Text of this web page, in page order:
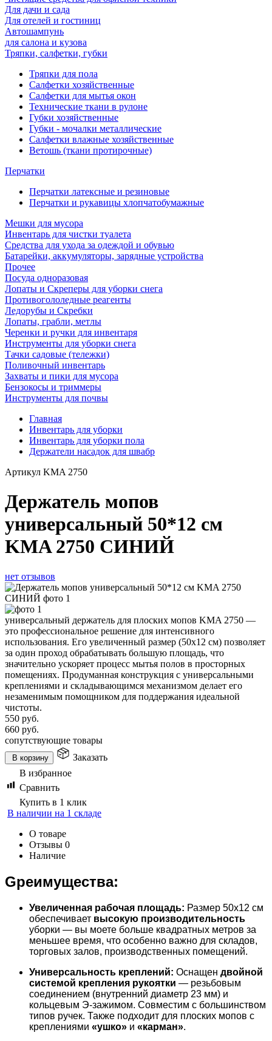
Для дачи и сада
Для отелей и гостиниц
Автошампунь
для салона и кузова
Тряпки, салфетки, губки
Тряпки для пола
Салфетки хозяйственные
Салфетки для мытья окон
Технические ткани в рулоне
Губки хозяйственные
Губки - мочалки металлические
Салфетки влажные хозяйственные
Ветошь (ткани протирочные)
Перчатки
Перчатки латексные и резиновые
Перчатки и рукавицы хлопчатобумажные
Мешки для мусора
Инвентарь для чистки туалета
Средства для ухода за одеждой и обувью
Батарейки, аккумуляторы, зарядные устройства
Прочее
Посуда одноразовая
Лопаты и Скреперы для уборки снега
Противогололедные реагенты
Ледорубы и Скребки
Лопаты, грабли, метлы
Черенки и ручки для инвентаря
Инструменты для уборки снега
Тачки садовые (тележки)
Поливочный инвентарь
Захваты и пики для мусора
Бензокосы и триммеры
Инструменты для почвы
Главная
Инвентарь для уборки
Инвентарь для уборки пола
Держатели насадок для швабр
Артикул KMA 2750
Держатель мопов
универсальный 50*12 см
KMA 2750 СИНИЙ
нет отзывов
универсальный держатель для плоских мопов KMA 2750 —
это профессиональное решение для интенсивного
использования. Его увеличенный размер (50x12 см) позволяет
за один проход обрабатывать большую площадь, что
значительно ускоряет процесс мытья полов в просторных
помещениях. Продуманная конструкция с универсальными
креплениями и складывающимся механизмом делает его
незаменимым помощником для поддержания идеальной
чистоты.
550 руб.
660 руб.
сопутствующие товары
В корзину
Заказать
В избранное
Сравнить
Купить в 1 клик
В наличии на 1 складе
О товаре
Отзывы 0
Наличие
Gреимущества:
Увеличенная рабочая площадь: Размер 50x12 см
обеспечивает высокую производительность
уборки — вы моете больше квадратных метров за
меньшее время, что особенно важно для складов,
торговых залов, производственных помещений.
Универсальность креплений: Оснащен двойной
системой крепления рукоятки — резьбовым
соединением (внутренний диаметр 23 мм) и
кольцевым Э-зажимом. Совместим с большинством
типов ручек. Также подходит для плоских мопов с
креплениями «ушко» и «карман».